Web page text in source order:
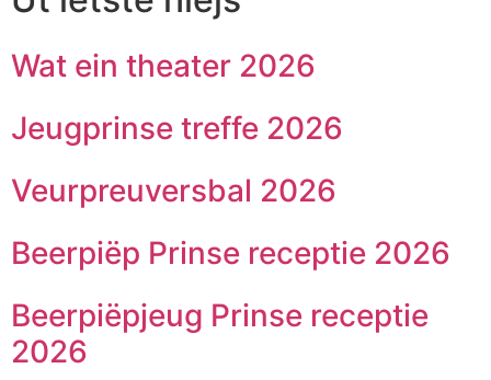
Wat ein theater 2026
Jeugprinse treffe 2026
Veurpreuversbal 2026
Beerpiëp Prinse receptie 2026
Beerpiëpjeug Prinse receptie
2026